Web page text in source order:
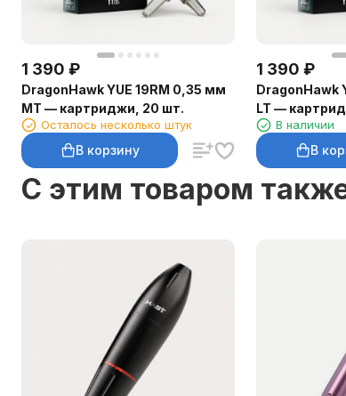
1 390 ₽
DragonHawk YUE 19RM 0,35 мм
MT — картриджи, 20 шт.
Осталось несколько штук
В корзину
1 390 ₽
DragonHawk
LT —
В наличии
В
C этим товаром